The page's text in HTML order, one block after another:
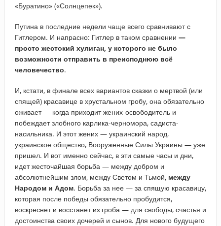
«Буратино» («Солнцепек»).
Путина в последние недели чаще всего сравнивают с
Гитлером. И напрасно: Гитлер в таком сравнении —
просто жестокий хулиган, у которого не было
возможности отправить в преисподнюю всё
человечество.
И, кстати, в финале всех вариантов сказки о мертвой (или
спящей) красавице в хрустальном гробу, она обязательно
оживает — когда приходит жених-освободитель и
побеждает злобного карлика-черномора, садиста-
насильника. И этот жених — украинский народ,
украинское общество, Вооруженные Силы Украины — уже
пришел. И вот именно сейчас, в эти самые часы и дни,
идет жесточайшая борьба — между добром и
абсолютнейшим злом, между Светом и Тьмой, между
Народом и Адом. Борьба за нее — за спящую красавицу,
которая после победы обязательно пробудится,
воскреснет и восстанет из гроба — для свободы, счастья и
достоинства своих дочерей и сынов. Для нового будущего